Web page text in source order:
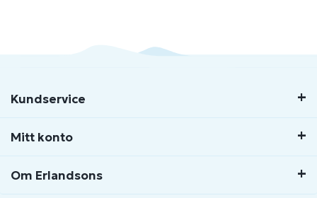
Kundservice
Mitt konto
Om Erlandsons